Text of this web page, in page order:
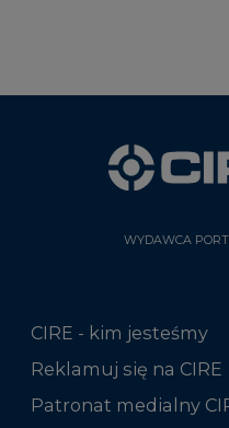
WYDAWCA
CIRE - kim jesteśmy
Reklamuj się na CIRE
Patronat medialny